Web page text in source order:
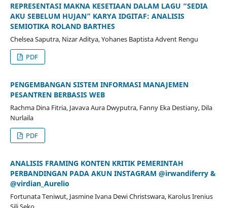
REPRESENTASI MAKNA KESETIAAN DALAM LAGU “SEDIA
AKU SEBELUM HUJAN” KARYA IDGITAF: ANALISIS
SEMIOTIKA ROLAND BARTHES
Chelsea Saputra, Nizar Aditya, Yohanes Baptista Advent Rengu
PDF
PENGEMBANGAN SISTEM INFORMASI MANAJEMEN
PESANTREN BERBASIS WEB
Rachma Dina Fitria, Javava Aura Dwyputra, Fanny Eka Destiany, Dila
Nurlaila
PDF
ANALISIS FRAMING KONTEN KRITIK PEMERINTAH
PERBANDINGAN PADA AKUN INSTAGRAM @irwandiferry &
@virdian_Aurelio
Fortunata Teniwut, Jasmine Ivana Dewi Christswara, Karolus Irenius